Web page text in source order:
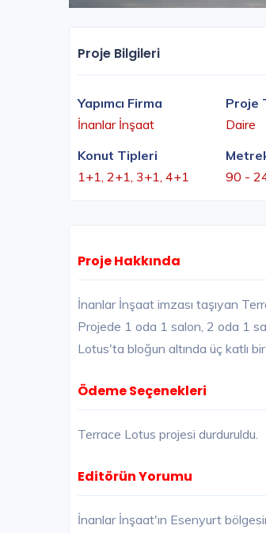
Proje Bilgileri
Yapımcı Firma
İnanlar İnşaat
Proje
Daire
Konut Tipleri
1+1, 2+1, 3+1, 4+1
90 -
Proje Hakkında
İnanlar İnşaat imzası taşıyan
Projede 1 oda 1 salon, 2 oda 1
Lotus'ta bloğun altında üç katlı
Ödeme Seçenekleri
Terrace Lotus projesi durduruldu.
Editörün Yorumu
İnanlar İnşaat'ın Esenyurt